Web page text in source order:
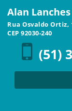
Alan Lanches
Rua Osvaldo Ortiz,
CEP 92030-240
(51)